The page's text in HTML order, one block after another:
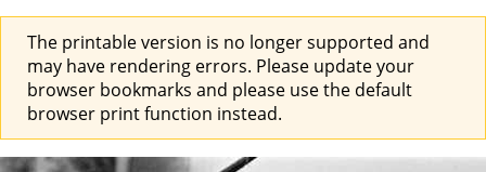
The printable version is no longer supported and
may have rendering errors. Please update your
browser bookmarks and please use the default
browser print function instead.